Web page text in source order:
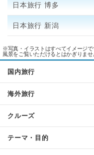
日本旅行 博多
日本旅行 新潟
※写真・イラストはすべてイメージ
風景をご覧いただけるとはかぎりませ
国内旅行
海外旅行
クルーズ
テーマ・目的